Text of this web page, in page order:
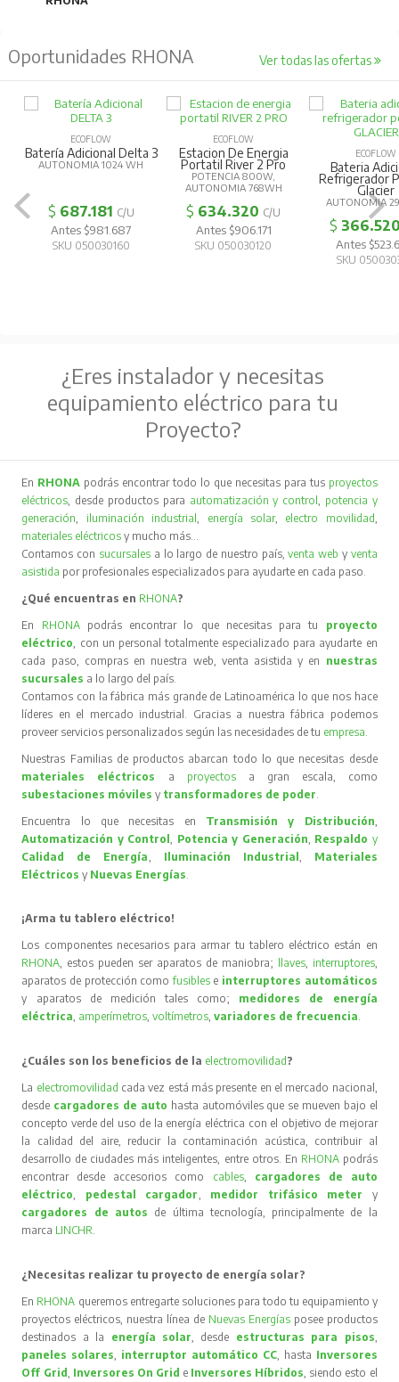
Oportunidades RHONA Ver todas las ofertas
ECOFLOW
Batería Adicional Delta 3
AUTONOMIA 1024 WH
$ 687.181 C/U
Antes $981.687
SKU 050030160
ECOFLOW
Estacion De Energia
Portatil River 2 Pro
POTENCIA 800W,
AUTONOMIA 768WH
$ 634.320 C/U
Antes $906.171
SKU 050030120
ECOFLOW
Bateria
Refrigerador
Glacier
AUTONOMIA
$
Antes
SKU
¿Eres instalador y necesitas
equipamiento eléctrico para tu
Proyecto?
En RHONA podrás encontrar todo lo que necesitas para tus proyectos
eléctricos , desde productos para automatización y control
potencia y
generación
iluminación industrial energía solar, electro movilidad
materiales eléctricos y mucho más…
Contamos con sucursales a lo largo de nuestro país,venta web y venta
asistida por profesionales especializados para ayudarte en cada paso.
¿Qué encuentras en RHONA?
En RHONA podrás encontrar lo que necesitas para tu proyecto
eléctrico , con un personal totalmente especializado para ayudarte en
cada paso, compras en nuestra web, venta asistida y en nuestras
sucursales a lo largo del país.
Contamos con la fábrica más grande de Latinoamérica lo que nos hace
líderes en el mercado industrial. Gracias a nuestra fábrica podemos
proveer servicios personalizados según las necesidades de tu empresa
Nuestras Familias de productos abarcan todo lo que necesitas desde
materiales eléctricos
a proyectos
a gran escala, como
subestaciones móvilesy transformadores de poder
Encuentra lo que necesitas en Transmisión y Distribución
Automatización y Control
Potencia y Generación Respaldo y
Calidad de Energía
Iluminación Industrial
Materiales
Eléctricos y Nuevas Energías
¡Arma tu tablero eléctrico!
Los componentes necesarios para armar tu tablero eléctrico están en
RHONA , estos pueden ser aparatos de maniobra; llaves, interruptores,
aparatos de protección comofusibles e interruptores automáticos
y aparatos de medición tales como; medidores de energía
eléctrica amperímetros ,voltímetros ,variadores de frecuencia
¿Cuáles son los beneficios de la electromovilidad?
La electromovilidad cada vez está más presente en el mercado nacional,
desde cargadores de auto hasta automóviles que se mueven bajo el
concepto verde del uso de la energía eléctrica con el objetivo de mejorar
la calidad del aire, reducir la contaminación acústica, contribuir al
desarrollo de ciudades más inteligentes, entre otros. En RHONA podrás
encontrar desde accesorios como cables, cargadores de auto
eléctrico
pedestal cargador medidor trifásico meter
y
cargadores de autos de última tecnología, principalmente de la
marca LINCHR
¿Necesitas realizar tu proyecto de energía solar?
En RHONA queremos entregarte soluciones para todo tu equipamiento y
proyectos eléctricos, nuestra línea de Nuevas Energíasposee productos
destinados a la energía solar , desde estructuras para pisos
paneles solares
interruptor automático CC, hasta Inversores
Off Grid Inversores On Grid e Inversores Híbridos , siendo esto el